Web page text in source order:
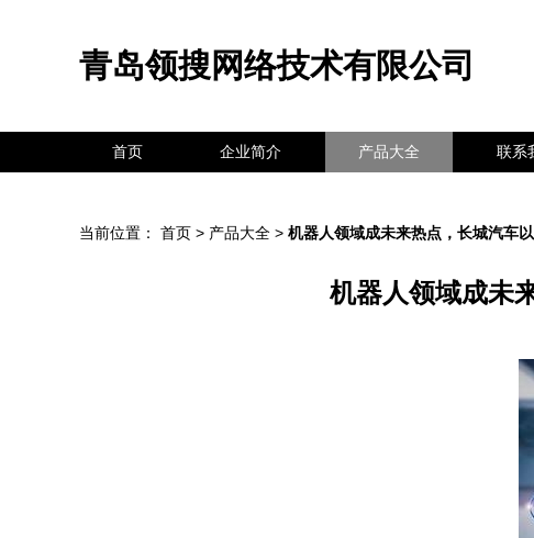
青岛领搜网络技术有限公司
首页 企业简介 产品大全 联系
当前位置： 首页 > 产品大全 > 机器人领域成未来热点，长城汽车
机器人领域成未